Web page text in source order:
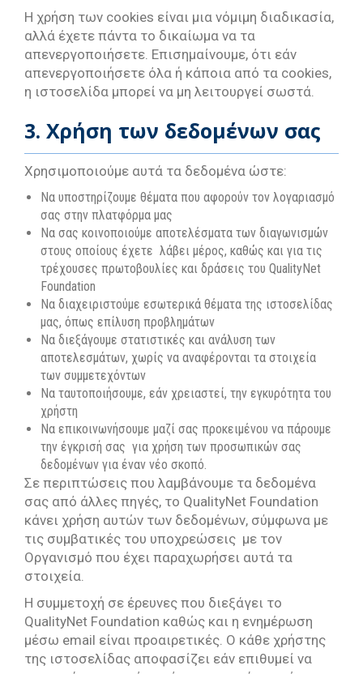
Η χρήση των cookies είναι μια νόμιμη διαδικασία,
αλλά έχετε πάντα το δικαίωμα να τα
απενεργοποιήσετε. Επισημαίνουμε, ότι εάν
απενεργοποιήσετε όλα ή κάποια από τα cookies,
η ιστοσελίδα μπορεί να μη λειτουργεί σωστά.
3. Χρήση των δεδομένων σας
Χρησιμοποιούμε αυτά τα δεδομένα ώστε:
Να υποστηρίζουμε θέματα που αφορούν τον λογαριασμό
σας στην πλατφόρμα μας
Να σας κοινοποιούμε αποτελέσματα των διαγωνισμών
στους οποίους έχετε λάβει μέρος, καθώς και για τις
τρέχουσες πρωτοβουλίες και δράσεις του QualityNet
Foundation
Να διαχειριστούμε εσωτερικά θέματα της ιστοσελίδας
μας, όπως επίλυση προβλημάτων
Να διεξάγουμε στατιστικές και ανάλυση των
αποτελεσμάτων, χωρίς να αναφέρονται τα στοιχεία
των συμμετεχόντων
Να ταυτοποιήσουμε, εάν χρειαστεί, την εγκυρότητα του
χρήστη
Να επικοινωνήσουμε μαζί σας προκειμένου να πάρουμε
την έγκρισή σας για χρήση των προσωπικών σας
δεδομένων για έναν νέο σκοπό.
Σε περιπτώσεις που λαμβάνουμε τα δεδομένα
σας από άλλες πηγές, το QualityNet Foundation
κάνει χρήση αυτών των δεδομένων, σύμφωνα με
τις συμβατικές του υποχρεώσεις με τον
Οργανισμό που έχει παραχωρήσει αυτά τα
στοιχεία.
Η συμμετοχή σε έρευνες που διεξάγει το
QualityNet Foundation καθώς και η ενημέρωση
μέσω email είναι προαιρετικές. Ο κάθε χρήστης
της ιστοσελίδας αποφασίζει εάν επιθυμεί να